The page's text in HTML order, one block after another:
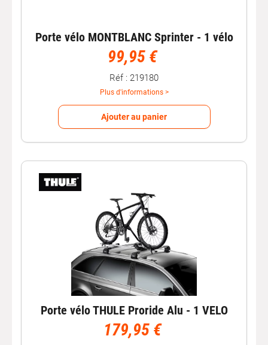
Porte vélo MONTBLANC Sprinter - 1 vélo
99,95 €
Réf : 219180
Plus d'informations >
Ajouter au panier
Porte vélo THULE Proride Alu - 1 VELO
179,95 €